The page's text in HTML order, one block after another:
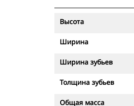
Высота
Ширина
Ширина зубьев
Толщина зубьев
Общая масса